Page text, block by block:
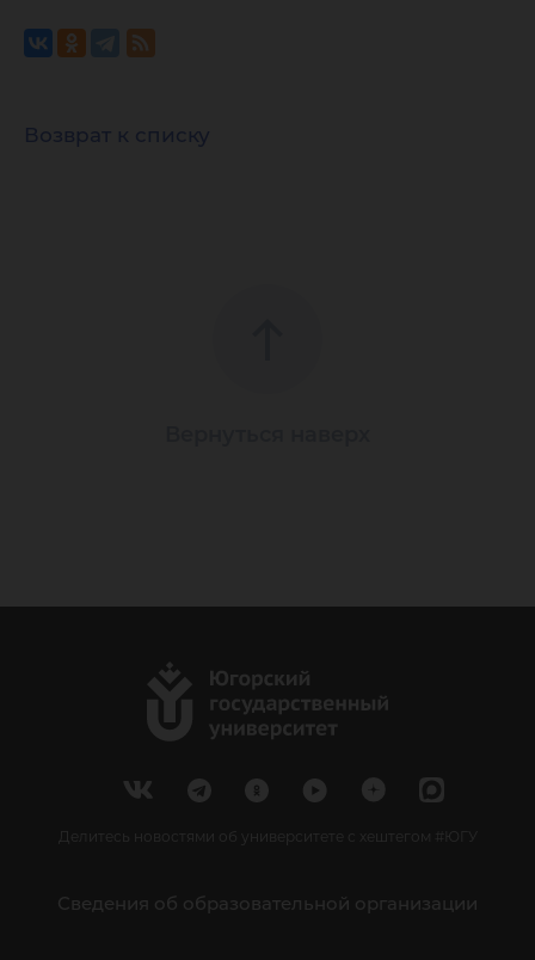
Возврат к списку
Делитесь новостями об университете с хештегом #ЮГУ
Сведения об образовательной организации